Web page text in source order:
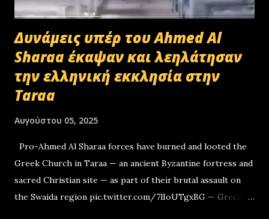
Δυνάμεις υπέρ του Ahmed Al
Sharaa έκαψαν και λεηλάτησαν
την ελληνική εκκλησία στην
Taraa
Αυγούστου 05, 2025
Pro-Ahmed Al Sharaa forces have burned and looted the
Greek Church in Taraa — an ancient Byzantine fortress and
sacred Christian site — as part of their brutal assault on
the Swaida region pic.twitter.com/7lIoUTgxBG — Greco-